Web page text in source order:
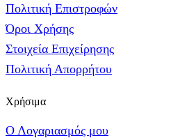
Πολιτική Επιστροφών
Όροι Χρήσης
Στοιχεία Επιχείρησης
Πολιτική Απορρήτου
Χρήσιμα
Ο Λογαριασμός μου